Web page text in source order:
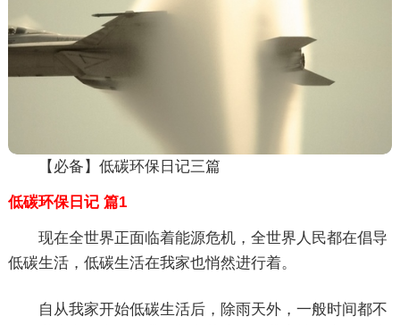
【必备】低碳环保日记三篇
低碳环保日记 篇1
现在全世界正面临着能源危机，全世界人民都在倡导
低碳生活，低碳生活在我家也悄然进行着。
自从我家开始低碳生活后，除雨天外，一般时间都不